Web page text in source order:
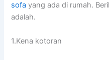
sofa уаng аdа dі rumah.
adalah.
1.Kena kotoran